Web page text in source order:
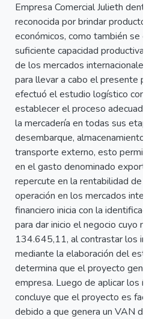
Empresa Comercial Julieth
reconocida por brindar
económicos, como también se
suficiente capacidad productiva
de los mercados
para llevar a cabo el presente
efectuó el estudio logístico con
establecer el proceso
la mercadería en todas sus
desembarque, almacenamiento,
transporte externo, esto
en el gasto denominado
repercute en la rentabilidad de
operación en los mercados
financiero inicia con la
para dar inicio el negocio cuyo
134.645,11, al contrastar los
mediante la elaboración del
determina que el proyecto
empresa. Luego de aplicar los
concluye que el proyecto es
debido a que genera un VAN